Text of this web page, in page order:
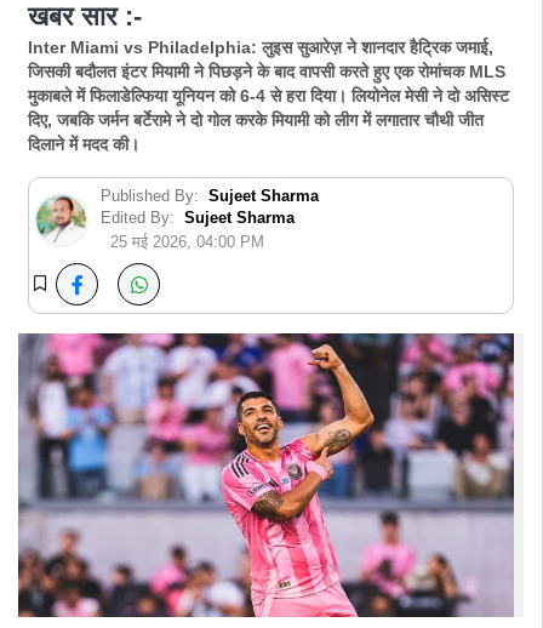
खबर सार :-
Inter Miami vs Philadelphia: लुइस सुआरेज़ ने शानदार हैट्रिक जमाई,
जिसकी बदौलत इंटर मियामी ने पिछड़ने के बाद वापसी करते हुए एक रोमांचक MLS
मुकाबले में फिलाडेल्फिया यूनियन को 6-4 से हरा दिया। लियोनेल मेसी ने दो असिस्ट
दिए, जबकि जर्मन बर्टेरामे ने दो गोल करके मियामी को लीग में लगातार चौथी जीत
दिलाने में मदद की।
Published By: Sujeet Sharma
Edited By: Sujeet Sharma
25 मई 2026, 04:00 PM